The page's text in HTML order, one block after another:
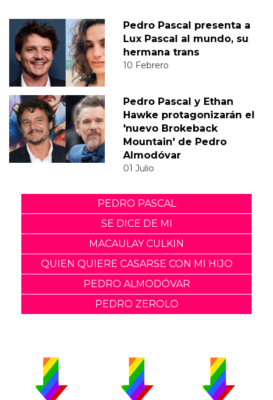
Pedro Pascal presenta a
Lux Pascal al mundo, su
hermana trans
10 Febrero
Pedro Pascal y Ethan
Hawke protagonizarán el
'nuevo Brokeback
Mountain' de Pedro
Almodóvar
01 Julio
PEDRO PASCAL
SE DICE DE MI
MACAULAY CULKIN
QUIEN QUIERE CASARSE CON MI HIJO
PEDRO ALMODÓVAR
PEDRO ZEROLO